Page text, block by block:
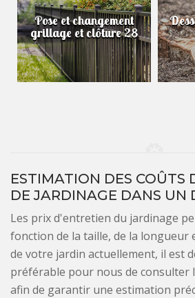
Pose et changement
grillage et clôture 28
ESTIMATION DES COÛTS
DE JARDINAGE DANS UN
Les prix d'entretien du jardinage
fonction de la taille, de la longueur
de votre jardin actuellement, il est
préférable pour nous de consulter
afin de garantir une estimation